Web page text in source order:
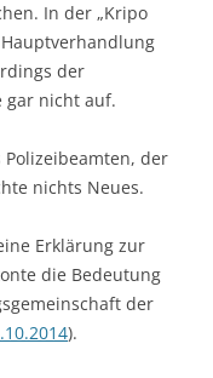
In der „Kripo
der
gar nicht auf.
der
nichts Neues.
Erklärung zur
die Bedeutung
der
).